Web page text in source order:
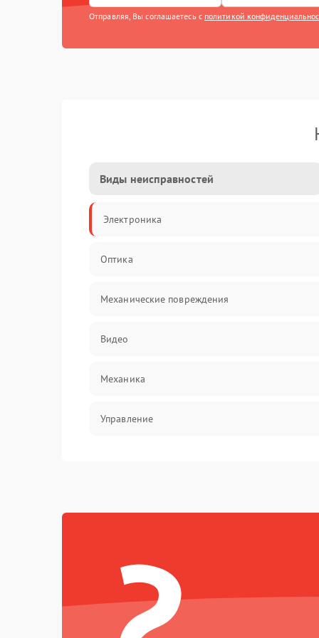
Отправляя, Вы соглашаетесь с политикой
Виды неисправностей
Электроника
Оптика
Механические повреждения
Видео
Механика
Управление
Электроника/Оптика